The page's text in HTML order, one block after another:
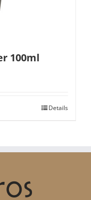
100ml
Details